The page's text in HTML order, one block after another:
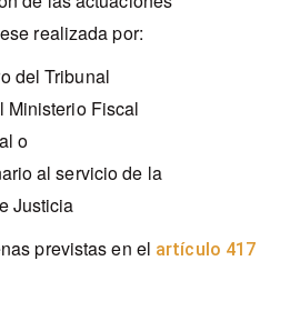
realizada por:
del Tribunal
Ministerio Fiscal
o
al servicio de la
Justicia
previstas en el artículo 417